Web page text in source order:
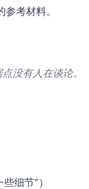
考材料。
没有人在谈论。
细节”）